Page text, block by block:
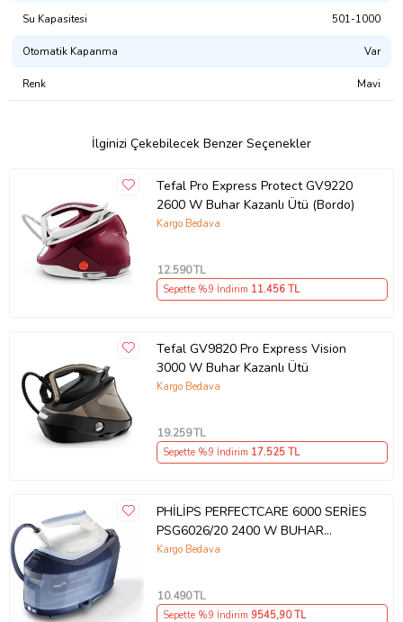
Su Kapasitesi 501-1000
Otomatik Kapanma Var
Renk Mavi
İlginizi Çekebilecek Benzer Seçenekler
Tefal Pro Express Protect GV9220
2600 W Buhar Kazanlı Ütü (Bordo)
Kargo Bedava
12.590TL
Sepette %9 İndirim 11.456TL
Tefal GV9820 Pro Express Vision
3000 W Buhar Kazanlı Ütü
Kargo Bedava
19.259TL
Sepette %9 İndirim 17.525TL
PHİLİPS PERFECTCARE 6000 SERİES
PSG6026/20 2400 W BUHAR
KAZANLI ÜTÜ (Turkuaz)
Kargo Bedava
10.490TL
Sepette %9 İndirim 9545,90 TL